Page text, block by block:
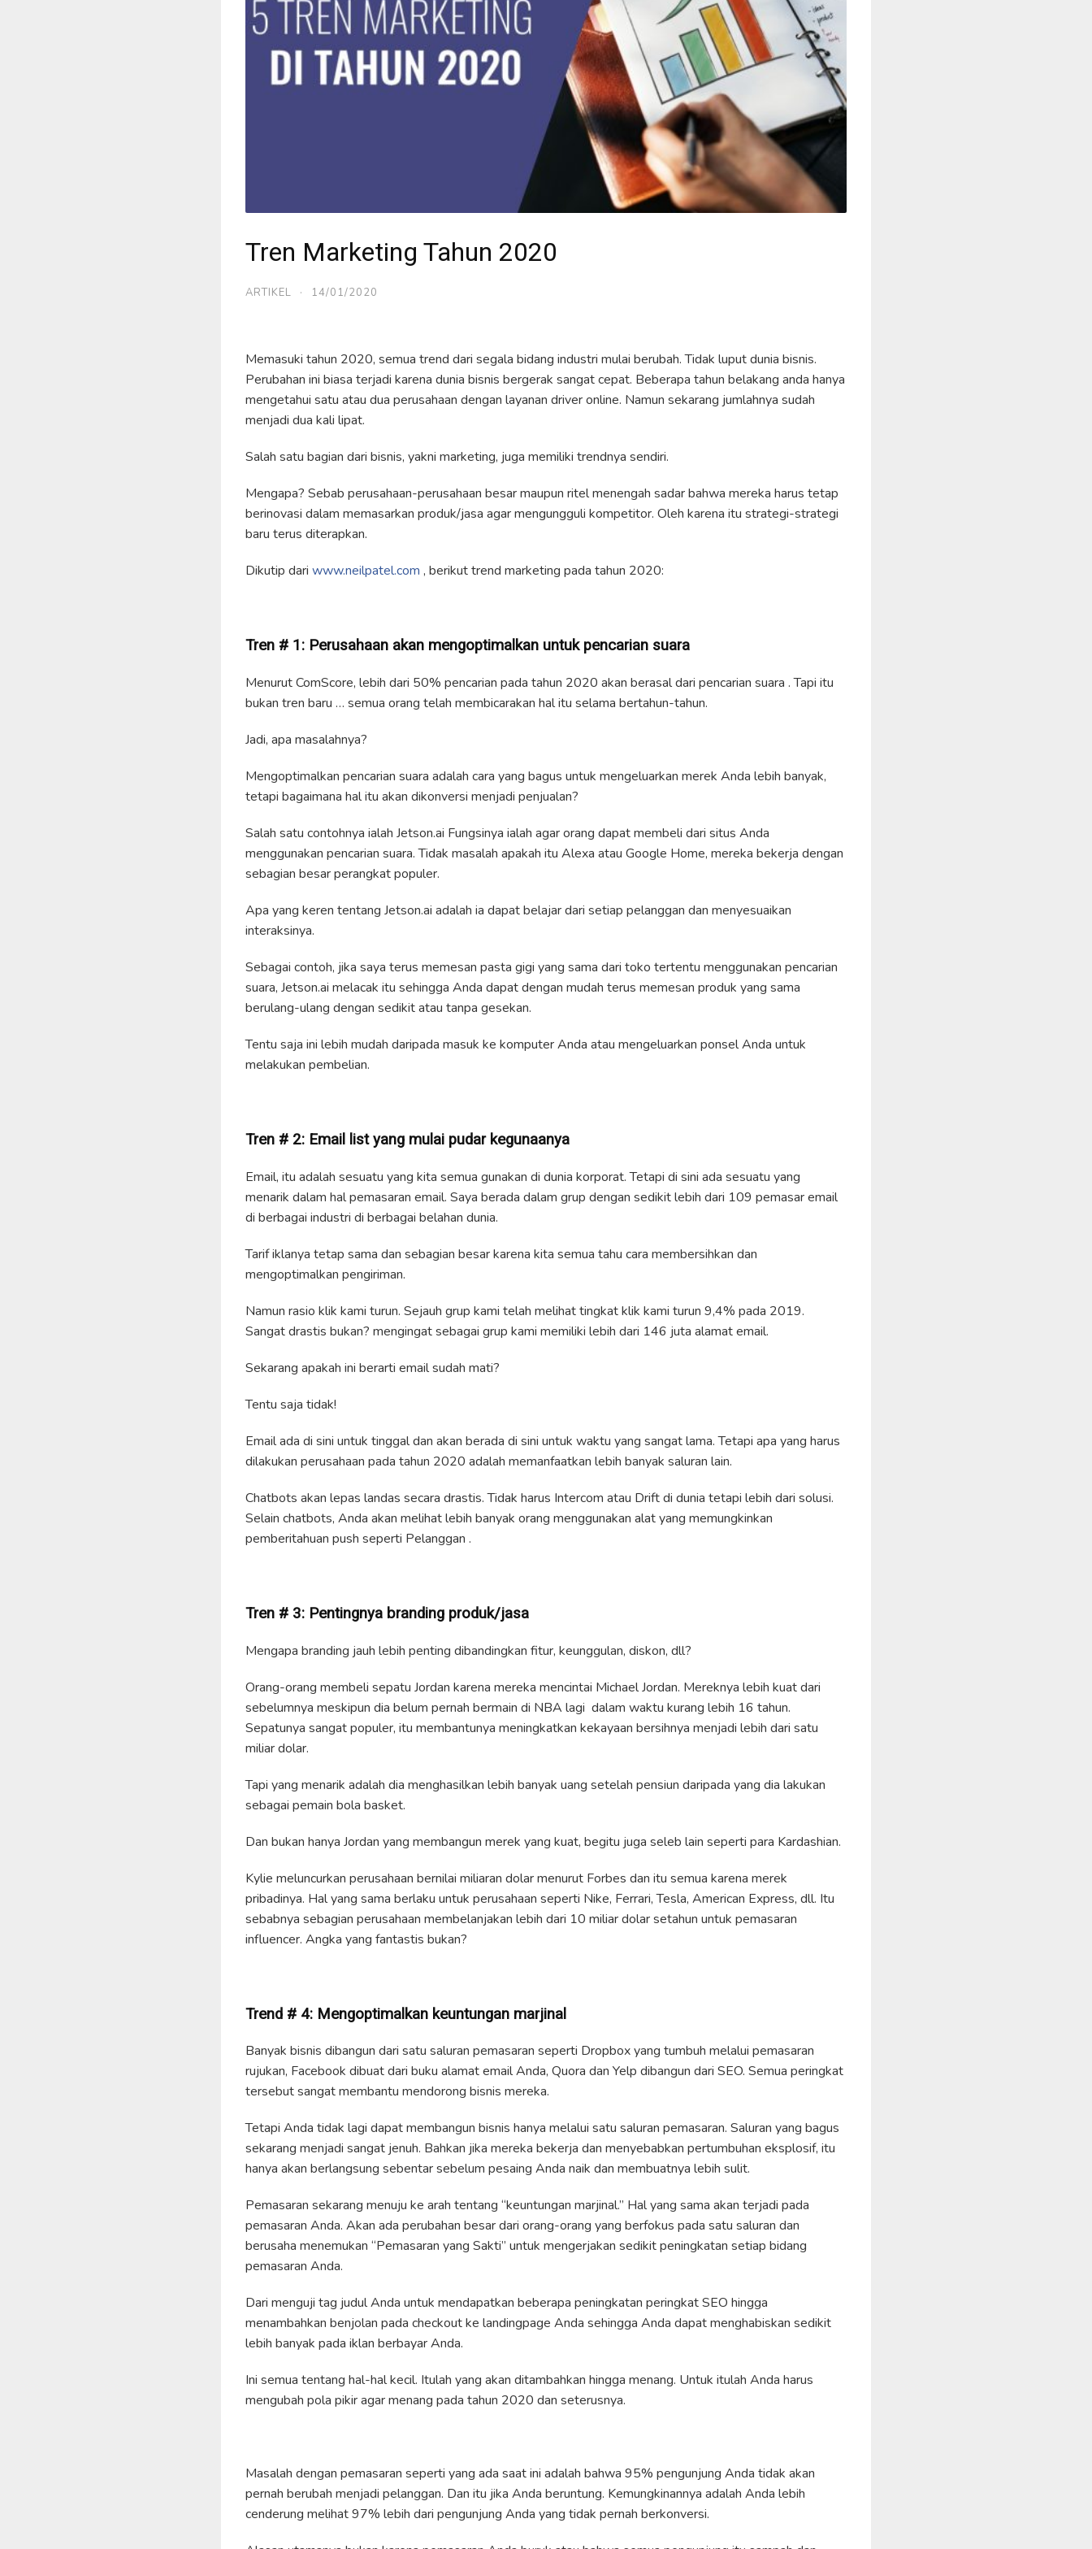
Tren Marketing Tahun 2020
ARTIKEL · 14/01/2020
Memasuki tahun 2020, semua trend dari segala bidang industri mulai berubah. Tidak luput dunia bisnis.
Perubahan ini biasa terjadi karena dunia bisnis bergerak sangat cepat. Beberapa tahun belakang anda hanya
mengetahui satu atau dua perusahaan dengan layanan driver online. Namun sekarang jumlahnya sudah
menjadi dua kali lipat.
Salah satu bagian dari bisnis, yakni marketing, juga memiliki trendnya sendiri.
Mengapa? Sebab perusahaan-perusahaan besar maupun ritel menengah sadar bahwa mereka harus tetap
berinovasi dalam memasarkan produk/jasa agar mengungguli kompetitor. Oleh karena itu strategi-strategi
baru terus diterapkan.
Dikutip dari www.neilpatel.com , berikut trend marketing pada tahun 2020:
Tren # 1: Perusahaan akan mengoptimalkan untuk pencarian suara
Menurut ComScore, lebih dari 50% pencarian pada tahun 2020 akan berasal dari pencarian suara . Tapi itu
bukan tren baru … semua orang telah membicarakan hal itu selama bertahun-tahun.
Jadi, apa masalahnya?
Mengoptimalkan pencarian suara adalah cara yang bagus untuk mengeluarkan merek Anda lebih banyak,
tetapi bagaimana hal itu akan dikonversi menjadi penjualan?
Salah satu contohnya ialah Jetson.ai Fungsinya ialah agar orang dapat membeli dari situs Anda
menggunakan pencarian suara. Tidak masalah apakah itu Alexa atau Google Home, mereka bekerja dengan
sebagian besar perangkat populer.
Apa yang keren tentang Jetson.ai adalah ia dapat belajar dari setiap pelanggan dan menyesuaikan
interaksinya.
Sebagai contoh, jika saya terus memesan pasta gigi yang sama dari toko tertentu menggunakan pencarian
suara, Jetson.ai melacak itu sehingga Anda dapat dengan mudah terus memesan produk yang sama
berulang-ulang dengan sedikit atau tanpa gesekan.
Tentu saja ini lebih mudah daripada masuk ke komputer Anda atau mengeluarkan ponsel Anda untuk
melakukan pembelian.
Tren # 2: Email list yang mulai pudar kegunaanya
Email, itu adalah sesuatu yang kita semua gunakan di dunia korporat. Tetapi di sini ada sesuatu yang
menarik dalam hal pemasaran email. Saya berada dalam grup dengan sedikit lebih dari 109 pemasar email
di berbagai industri di berbagai belahan dunia.
Tarif iklanya tetap sama dan sebagian besar karena kita semua tahu cara membersihkan dan
mengoptimalkan pengiriman.
Namun rasio klik kami turun. Sejauh grup kami telah melihat tingkat klik kami turun 9,4% pada 2019.
Sangat drastis bukan? mengingat sebagai grup kami memiliki lebih dari 146 juta alamat email.
Sekarang apakah ini berarti email sudah mati?
Tentu saja tidak!
Email ada di sini untuk tinggal dan akan berada di sini untuk waktu yang sangat lama. Tetapi apa yang harus
dilakukan perusahaan pada tahun 2020 adalah memanfaatkan lebih banyak saluran lain.
Chatbots akan lepas landas secara drastis. Tidak harus Intercom atau Drift di dunia tetapi lebih dari solusi.
Selain chatbots, Anda akan melihat lebih banyak orang menggunakan alat yang memungkinkan
pemberitahuan push seperti Pelanggan .
Tren # 3: Pentingnya branding produk/jasa
Mengapa branding jauh lebih penting dibandingkan fitur, keunggulan, diskon, dll?
Orang-orang membeli sepatu Jordan karena mereka mencintai Michael Jordan. Mereknya lebih kuat dari
sebelumnya meskipun dia belum pernah bermain di NBA lagi dalam waktu kurang lebih 16 tahun.
Sepatunya sangat populer, itu membantunya meningkatkan kekayaan bersihnya menjadi lebih dari satu
miliar dolar.
Tapi yang menarik adalah dia menghasilkan lebih banyak uang setelah pensiun daripada yang dia lakukan
sebagai pemain bola basket.
Dan bukan hanya Jordan yang membangun merek yang kuat, begitu juga seleb lain seperti para Kardashian.
Kylie meluncurkan perusahaan bernilai miliaran dolar menurut Forbes dan itu semua karena merek
pribadinya. Hal yang sama berlaku untuk perusahaan seperti Nike, Ferrari, Tesla, American Express, dll. Itu
sebabnya sebagian perusahaan membelanjakan lebih dari 10 miliar dolar setahun untuk pemasaran
influencer. Angka yang fantastis bukan?
Trend # 4: Mengoptimalkan keuntungan marjinal
Banyak bisnis dibangun dari satu saluran pemasaran seperti Dropbox yang tumbuh melalui pemasaran
rujukan, Facebook dibuat dari buku alamat email Anda, Quora dan Yelp dibangun dari SEO. Semua peringkat
tersebut sangat membantu mendorong bisnis mereka.
Tetapi Anda tidak lagi dapat membangun bisnis hanya melalui satu saluran pemasaran. Saluran yang bagus
sekarang menjadi sangat jenuh. Bahkan jika mereka bekerja dan menyebabkan pertumbuhan eksplosif, itu
hanya akan berlangsung sebentar sebelum pesaing Anda naik dan membuatnya lebih sulit.
Pemasaran sekarang menuju ke arah tentang “keuntungan marjinal.” Hal yang sama akan terjadi pada
pemasaran Anda. Akan ada perubahan besar dari orang-orang yang berfokus pada satu saluran dan
berusaha menemukan “Pemasaran yang Sakti” untuk mengerjakan sedikit peningkatan setiap bidang
pemasaran Anda.
Dari menguji tag judul Anda untuk mendapatkan beberapa peningkatan peringkat SEO hingga
menambahkan benjolan pada checkout ke landingpage Anda sehingga Anda dapat menghabiskan sedikit
lebih banyak pada iklan berbayar Anda.
Ini semua tentang hal-hal kecil. Itulah yang akan ditambahkan hingga menang. Untuk itulah Anda harus
mengubah pola pikir agar menang pada tahun 2020 dan seterusnya.
Masalah dengan pemasaran seperti yang ada saat ini adalah bahwa 95% pengunjung Anda tidak akan
pernah berubah menjadi pelanggan. Dan itu jika Anda beruntung. Kemungkinannya adalah Anda lebih
cenderung melihat 97% lebih dari pengunjung Anda yang tidak pernah berkonversi.